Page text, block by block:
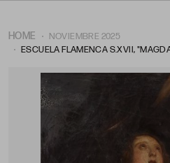
HOME
NOVIEMBRE 2025
ESCUELA FLAMENCA S.XVII,